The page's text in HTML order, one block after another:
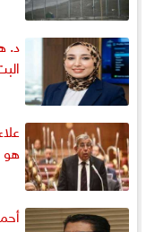
د.
هو